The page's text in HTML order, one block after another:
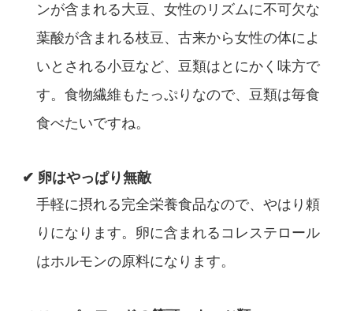
ンが含まれる大豆、女性のリズムに不可欠な
葉酸が含まれる枝豆、古来から女性の体によ
いとされる小豆など、豆類はとにかく味方で
す。食物繊維もたっぷりなので、豆類は毎食
食べたいですね。
✔ 卵はやっぱり無敵
手軽に摂れる完全栄養食品なので、やはり頼
りになります。卵に含まれるコレステロール
はホルモンの原料になります。